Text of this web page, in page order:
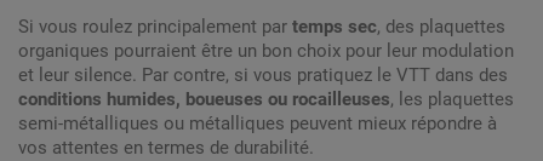
Si vous roulez principalement par temps sec, des plaquettes
organiques pourraient être un bon choix pour leur modulation
et leur silence. Par contre, si vous pratiquez le VTT dans des
conditions humides, boueuses ou rocailleuses, les plaquettes
semi-métalliques ou métalliques peuvent mieux répondre à
vos attentes en termes de durabilité.